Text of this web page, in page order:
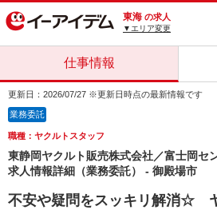
東海 の求人
▼エリア変更
仕事情報
更新日：2026/07/27 ※更新日時点の最新情報です
業務委託
職種：ヤクルトスタッフ
東静岡ヤクルト販売株式会社／富士岡セ
求人情報詳細（業務委託） - 御殿場市
不安や疑問をスッキリ解消☆